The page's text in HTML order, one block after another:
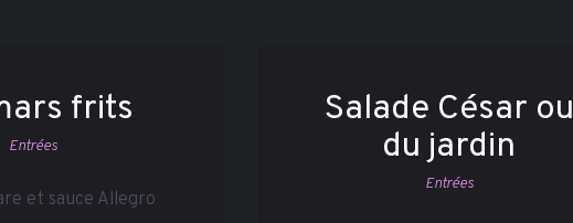
frits
Entrées
et sauce Allegro
Salade César ou
du jardin
Entrées